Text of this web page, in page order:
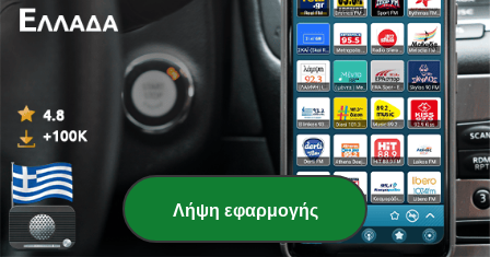
Joel Osteen Podcast
Πείρα Αγιορειτών
Πατέρων
Λήψη εφαρμογής